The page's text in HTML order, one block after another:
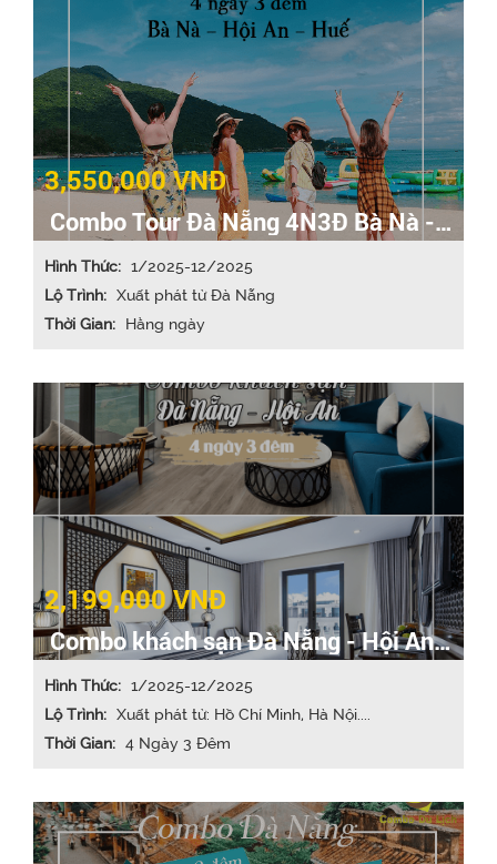
3,550,000 VNĐ
Combo Tour Đà Nẵng 4N3Đ Bà Nà -
Hội An - Huế
Hình Thức: 1/2025-12/2025
Lộ Trình: Xuất phát từ Đà Nẵng
Thời Gian: Hằng ngày
2,199,000 VNĐ
Combo khách sạn Đà Nẵng - Hội An
4N3Đ
Hình Thức: 1/2025-12/2025
Lộ Trình: Xuất phát từ: Hồ Chí Minh, Hà Nội....
Thời Gian: 4 Ngày 3 Đêm